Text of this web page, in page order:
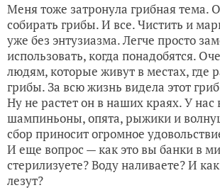
Меня тоже затронула грибная тема.
собирать грибы. И все. Чистить и
уже без энтузиазма. Легче просто
использовать, когда понадобятся.
людям, которые живут в местах, где
грибы. За всю жизнь видела этот
Ну не растет он в наших краях. У нас
шампиньоны, опята, рыжики и
сбор приносит огромное
И еще вопрос — как это вы банки в
стерилизуете? Воду наливаете? И
лезут?